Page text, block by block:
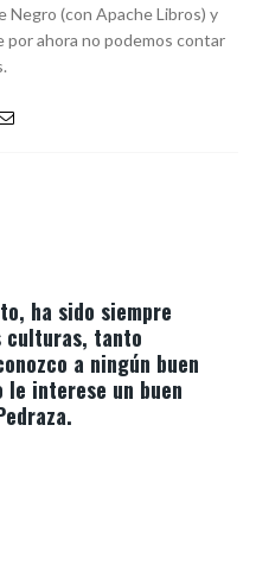
Negro (con Apache Libros) y
por ahora no podemos contar
ha sido siempre
culturas, tanto
a ningún buen
interese un buen